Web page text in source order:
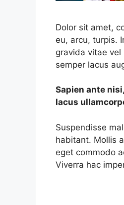
Dolor sit amet,
eu, arcu, turpis.
gravida vitae
semper lacus
Sapien ante
lacus
Suspendisse
habitant. Mollis
eget commodo
Viverra hac